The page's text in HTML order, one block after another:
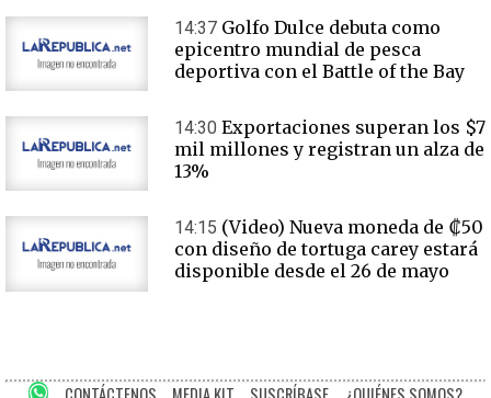
14:37 Golfo Dulce debuta como
epicentro mundial de pesca
deportiva con el Battle of the Bay
14:30 Exportaciones superan los $7
mil millones y registran un alza de
13%
14:15 (Video) Nueva moneda de ₡50
con diseño de tortuga carey estará
disponible desde el 26 de mayo